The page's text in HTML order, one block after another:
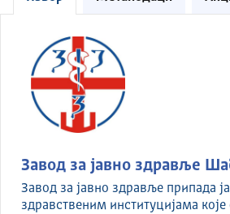
Завод за јавно здравље
Завод за јавно здравље припада
здравственим институцијама које